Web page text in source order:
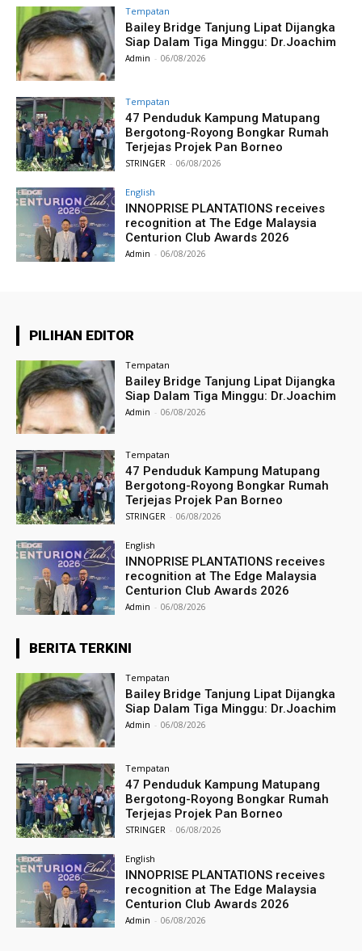
Tempatan
Bailey Bridge Tanjung Lipat Dijangka
Siap Dalam Tiga Minggu: Dr.Joachim
Admin - 06/08/2026
Tempatan
47 Penduduk Kampung Matupang
Bergotong-Royong Bongkar Rumah
Terjejas Projek Pan Borneo
STRINGER - 06/08/2026
English
INNOPRISE PLANTATIONS receives
recognition at The Edge Malaysia
Centurion Club Awards 2026
Admin - 06/08/2026
PILIHAN EDITOR
Tempatan
Bailey Bridge Tanjung Lipat Dijangka
Siap Dalam Tiga Minggu: Dr.Joachim
Admin - 06/08/2026
Tempatan
47 Penduduk Kampung Matupang
Bergotong-Royong Bongkar Rumah
Terjejas Projek Pan Borneo
STRINGER - 06/08/2026
English
INNOPRISE PLANTATIONS receives
recognition at The Edge Malaysia
Centurion Club Awards 2026
Admin - 06/08/2026
BERITA TERKINI
Tempatan
Bailey Bridge Tanjung Lipat Dijangka
Siap Dalam Tiga Minggu: Dr.Joachim
Admin - 06/08/2026
Tempatan
47 Penduduk Kampung Matupang
Bergotong-Royong Bongkar Rumah
Terjejas Projek Pan Borneo
STRINGER - 06/08/2026
English
INNOPRISE PLANTATIONS receives
recognition at The Edge Malaysia
Centurion Club Awards 2026
Admin - 06/08/2026